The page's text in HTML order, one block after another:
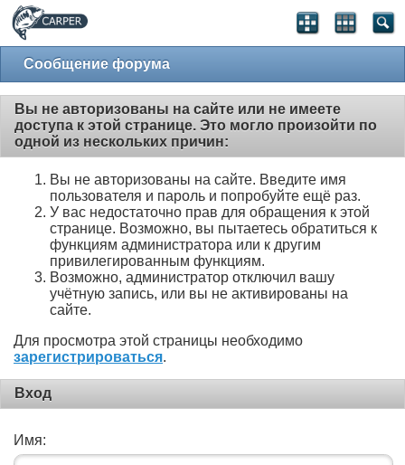
Сообщение форума
Вы не авторизованы на сайте или не имеете
доступа к этой странице. Это могло произойти по
одной из нескольких причин:
Вы не авторизованы на сайте. Введите имя
пользователя и пароль и попробуйте ещё раз.
У вас недостаточно прав для обращения к этой
странице. Возможно, вы пытаетесь обратиться к
функциям администратора или к другим
привилегированным функциям.
Возможно, администратор отключил вашу
учётную запись, или вы не активированы на
сайте.
Для просмотра этой страницы необходимо
зарегистрироваться.
Вход
Имя: